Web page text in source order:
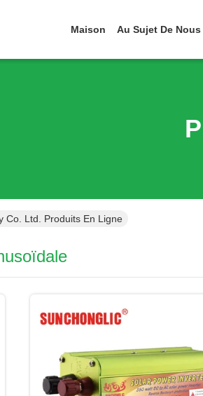
Maison Au Sujet De Nous
Co. Ltd. Produits En Ligne